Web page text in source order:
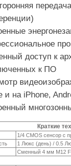
доступ к
к ПО
и на iPhone,
Краткие
1/4 CMOS сенсор c
1 Люкс (день) / 0.5
Сменный 4 мм M12